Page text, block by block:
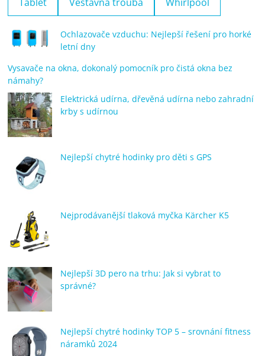
Ochlazovače vzduchu: Nejlepší řešení pro horké
letní dny
Vysavače na okna, dokonalý pomocník pro čistá okna bez
námahy?
Elektrická udírna, dřevěná udírna nebo zahradní
krby s udírnou
Nejlepší chytré hodinky pro děti s GPS
Nejprodávanější tlaková myčka Kärcher K5
Nejlepší 3D pero na trhu: Jak si vybrat to
správné?
Nejlepší chytré hodinky TOP 5 – srovnání fitness
náramků 2024